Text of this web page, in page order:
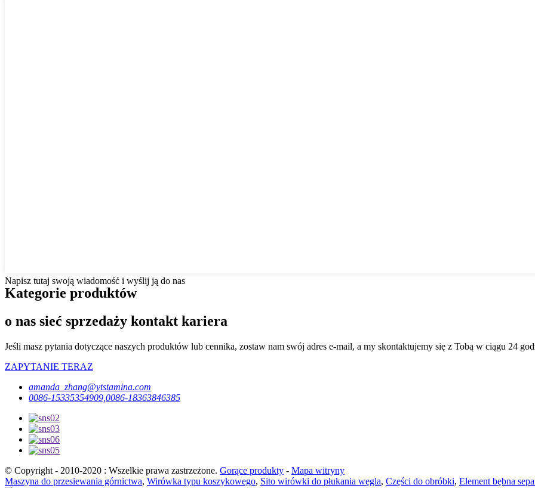
Napisz tutaj swoją wiadomość i wyślij ją do nas
Kategorie produktów
o nas sieć sprzedaży kontakt kariera
Jeśli masz pytania dotyczące naszych produktów lub cennika, zostaw nam swój adres e-mail, a my skontaktujemy się z Tobą w ciągu 24
ZAPYTANIE TERAZ
amanda_zhang@ytstamina.com
0086-15335354909,0086-18363846385
© Copyright - 2010-2020 : Wszelkie prawa zastrzeżone. Gorące produkty - Mapa witryny
Maszyna do przesiewania górnictwa, Wirówka typu koszykowego, Sito wirówki do płukania węgla, Części do obróbki, Element bębna